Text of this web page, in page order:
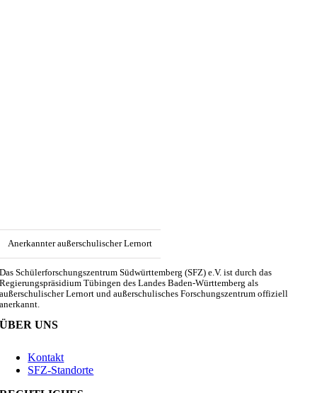
Anerkannter außerschulischer Lernort
Das Schülerforschungszentrum Südwürttemberg (SFZ) e.V. ist durch das
Regierungspräsidium Tübingen des Landes Baden-Württemberg als
außerschulischer Lernort und außerschulisches Forschungszentrum offiziell
anerkannt.
ÜBER UNS
Kontakt
SFZ-Standorte